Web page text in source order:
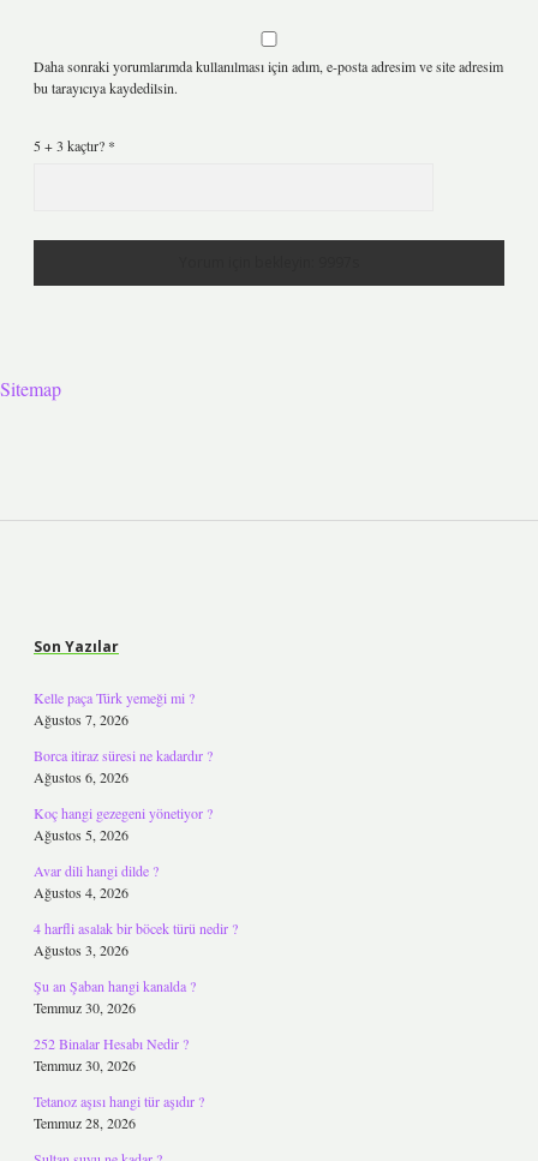
Daha sonraki yorumlarımda kullanılması için adım, e-posta adresim ve site adresim
bu tarayıcıya kaydedilsin.
5 + 3 kaçtır? *
Sitemap
Son Yazılar
Kelle paça Türk yemeği mi ?
Ağustos 7, 2026
Borca itiraz süresi ne kadardır ?
Ağustos 6, 2026
Koç hangi gezegeni yönetiyor ?
Ağustos 5, 2026
Avar dili hangi dilde ?
Ağustos 4, 2026
4 harfli asalak bir böcek türü nedir ?
Ağustos 3, 2026
Şu an Şaban hangi kanalda ?
Temmuz 30, 2026
252 Binalar Hesabı Nedir ?
Temmuz 30, 2026
Tetanoz aşısı hangi tür aşıdır ?
Temmuz 28, 2026